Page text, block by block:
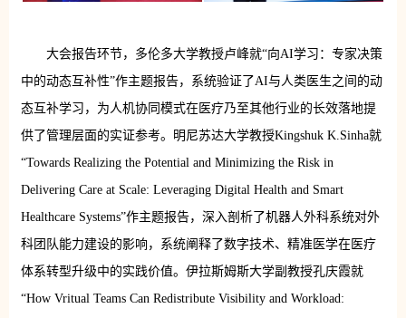
大会报告环节，多伦多大学教授卢峰就“向AI学习：专家决策
中的动态互补性”作主题报告，系统验证了AI与人类医生之间的动
态互补学习，为人机协同模式在医疗乃至其他行业的长效落地提
供了管理层面的实证参考。明尼苏达大学教授Kingshuk K.Sinha就
“Towards Realizing the Potential and Minimizing the Risk in
Delivering Care at Scale: Leveraging Digital Health and Smart
Healthcare Systems”作主题报告，深入剖析了机器人外科系统对外
科团队能力建设的影响，系统阐释了数字技术、精准医学在医疗
体系转型升级中的实践价值。伊拉斯姆斯大学副教授孔庆霞就
“How Vritual Teams Can Redistribute Visibility and Workload: